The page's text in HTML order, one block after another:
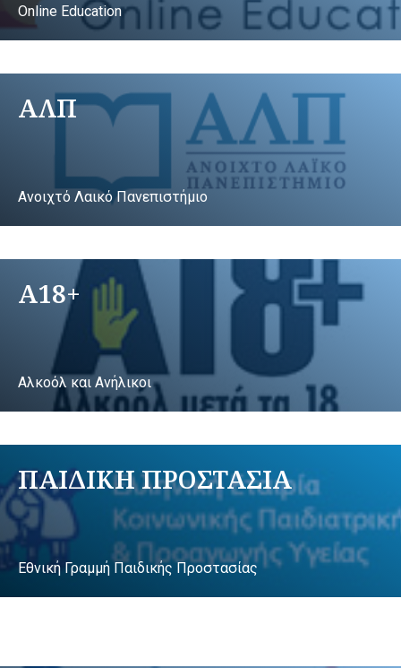
Online Education
ΑΛΠ
Ανοιχτό Λαικό Πανεπιστήμιο
A18+
Αλκοόλ και Ανήλικοι
ΠΑΙΔΙΚΗ ΠΡΟΣΤΑΣΙΑ
Εθνική Γραμμή Παιδικής Προστασίας